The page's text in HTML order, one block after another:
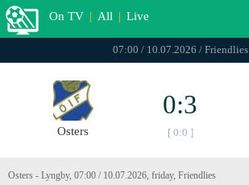
On TV | All | Live
07:00 / 10.07.2026 / Friendlies
Osters
0:3
[ 0:0 ]
Osters - Lyngby, 07:00 / 10.07.2026, friday, Friendlies